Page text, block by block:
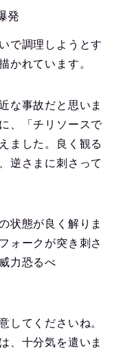
発
で調理しようとす
かれています。
な事故だと思いま
、「チリソースで
ました。良く観る
逆さまに刺さって
状態が良く解りま
ォークが突き刺さ
力恐るべ
してくださいね。
、十分気を遣いま